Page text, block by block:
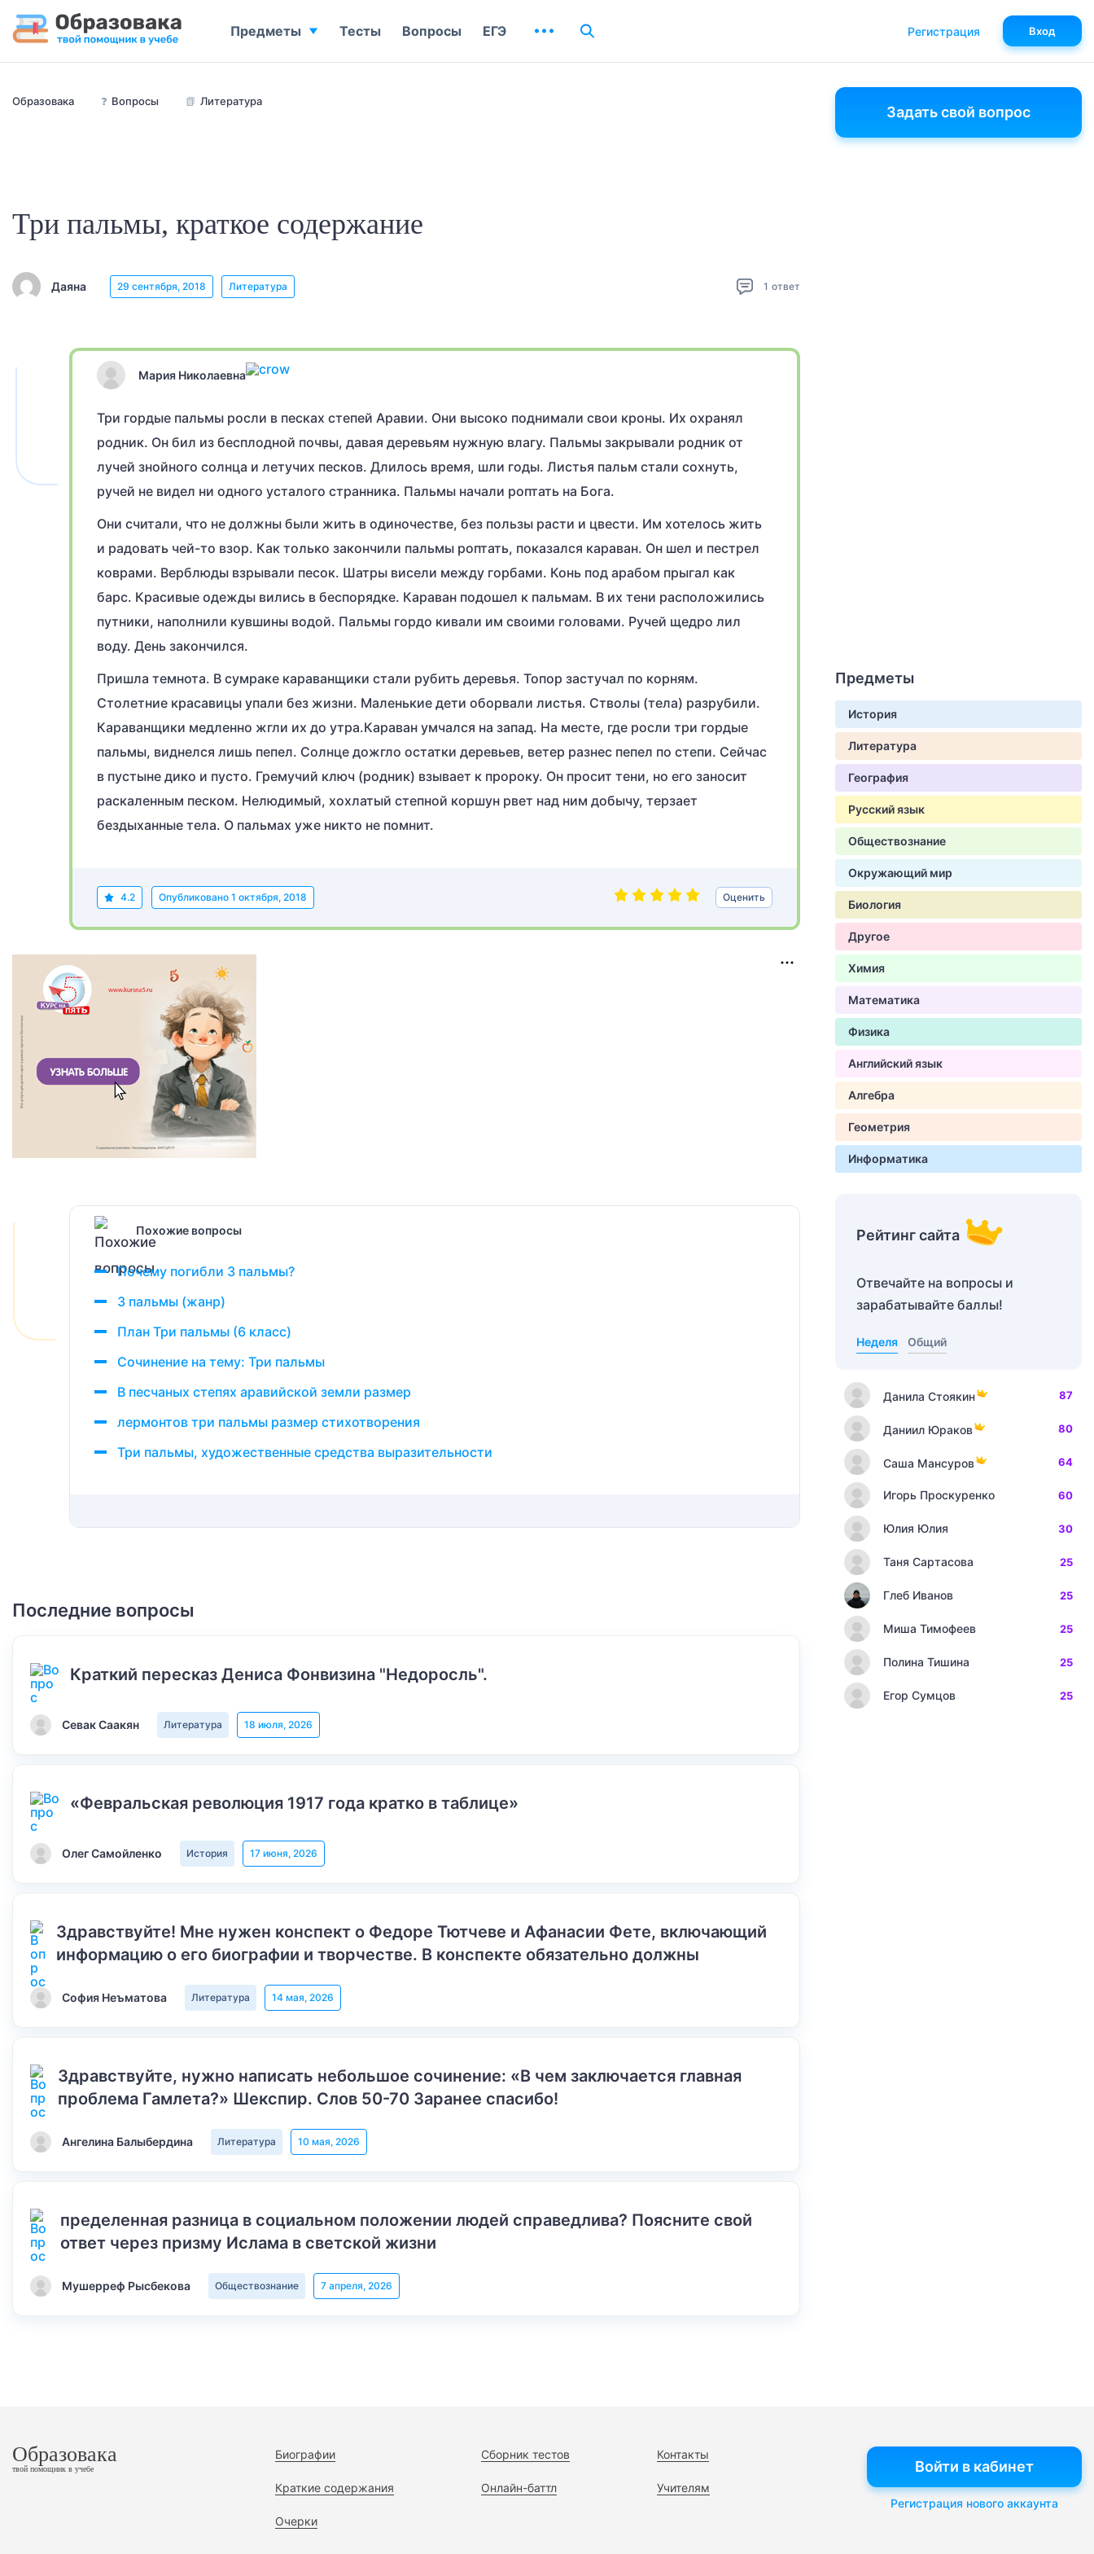
Образовака ❓ Вопросы 📗 Литература
Три пальмы, краткое содержание
Даяна 29 сентября, 2018 Литература 1 ответ
Мария Николаевна
Три гордые пальмы росли в песках степей Аравии. Они высоко поднимали свои кроны. Их охранял
родник. Он бил из бесплодной почвы, давая деревьям нужную влагу. Пальмы закрывали родник от
лучей знойного солнца и летучих песков. Длилось время, шли годы. Листья пальм стали сохнуть,
ручей не видел ни одного усталого странника. Пальмы начали роптать на Бога.
Они считали, что не должны были жить в одиночестве, без пользы расти и цвести. Им хотелось жить
и радовать чей-то взор. Как только закончили пальмы роптать, показался караван. Он шел и пестрел
коврами. Верблюды взрывали песок. Шатры висели между горбами. Конь под арабом прыгал как
барс. Красивые одежды вились в беспорядке. Караван подошел к пальмам. В их тени расположились
путники, наполнили кувшины водой. Пальмы гордо кивали им своими головами. Ручей щедро лил
воду. День закончился.
Пришла темнота. В сумраке караванщики стали рубить деревья. Топор застучал по корням.
Столетние красавицы упали без жизни. Маленькие дети оборвали листья. Стволы (тела) разрубили.
Караванщики медленно жгли их до утра.Караван умчался на запад. На месте, где росли три гордые
пальмы, виднелся лишь пепел. Солнце дожгло остатки деревьев, ветер разнес пепел по степи. Сейчас
в пустыне дико и пусто. Гремучий ключ (родник) взывает к пророку. Он просит тени, но его заносит
раскаленным песком. Нелюдимый, хохлатый степной коршун рвет над ним добычу, терзает
бездыханные тела. О пальмах уже никто не помнит.
4.2 Опубликовано 1 октября, 2018 Оценить
Похожие вопросы
Почему погибли 3 пальмы?
3 пальмы (жанр)
План Три пальмы (6 класс)
Сочинение на тему: Три пальмы
В песчаных степях аравийской земли размер
лермонтов три пальмы размер стихотворения
Три пальмы, художественные средства выразительности
Последние вопросы
Краткий пересказ Дениса Фонвизина "Недоросль".
Севак Саакян Литература 18 июля, 2026
«Февральская революция 1917 года кратко в таблице»
Олег Самойленко История 17 июня, 2026
Здравствуйте! Мне нужен конспект о Федоре Тютчеве и Афанасии Фете, включающий
информацию о его биографии и творчестве. В конспекте обязательно должны
София Неъматова Литература 14 мая, 2026
Здравствуйте, нужно написать небольшое сочинение: «В чем заключается главная
проблема Гамлета?» Шекспир. Слов 50-70 Заранее спасибо!
Ангелина Балыбердина Литература 10 мая, 2026
пределенная разница в социальном положении людей справедлива? Поясните свой
ответ через призму Ислама в светской жизни
Мушерреф Рысбекова Обществознание 7 апреля, 2026
Задать свой вопрос
Предметы
История
Литература
География
Русский язык
Обществознание
Окружающий мир
Биология
Другое
Химия
Математика
Физика
Английский язык
Алгебра
Геометрия
Информатика
Рейтинг сайта
Отвечайте на вопросы и
зарабатывайте баллы!
Неделя Общий
Данила Стоякин 87
Даниил Юраков 80
Саша Мансуров 64
Игорь Проскуренко 60
Юлия Юлия 30
Таня Сартасова 25
Глеб Иванов 25
Миша Тимофеев 25
Полина Тишина 25
Егор Сумцов 25
Предметы Тесты Вопросы ЕГЭ Регистрация Вход
Образовака
твой помощник в учебе
Биографии
Краткие содержания
Очерки
Сборник тестов
Онлайн-баттл
Контакты
Учителям
Войти в кабинет
Регистрация нового аккаунта